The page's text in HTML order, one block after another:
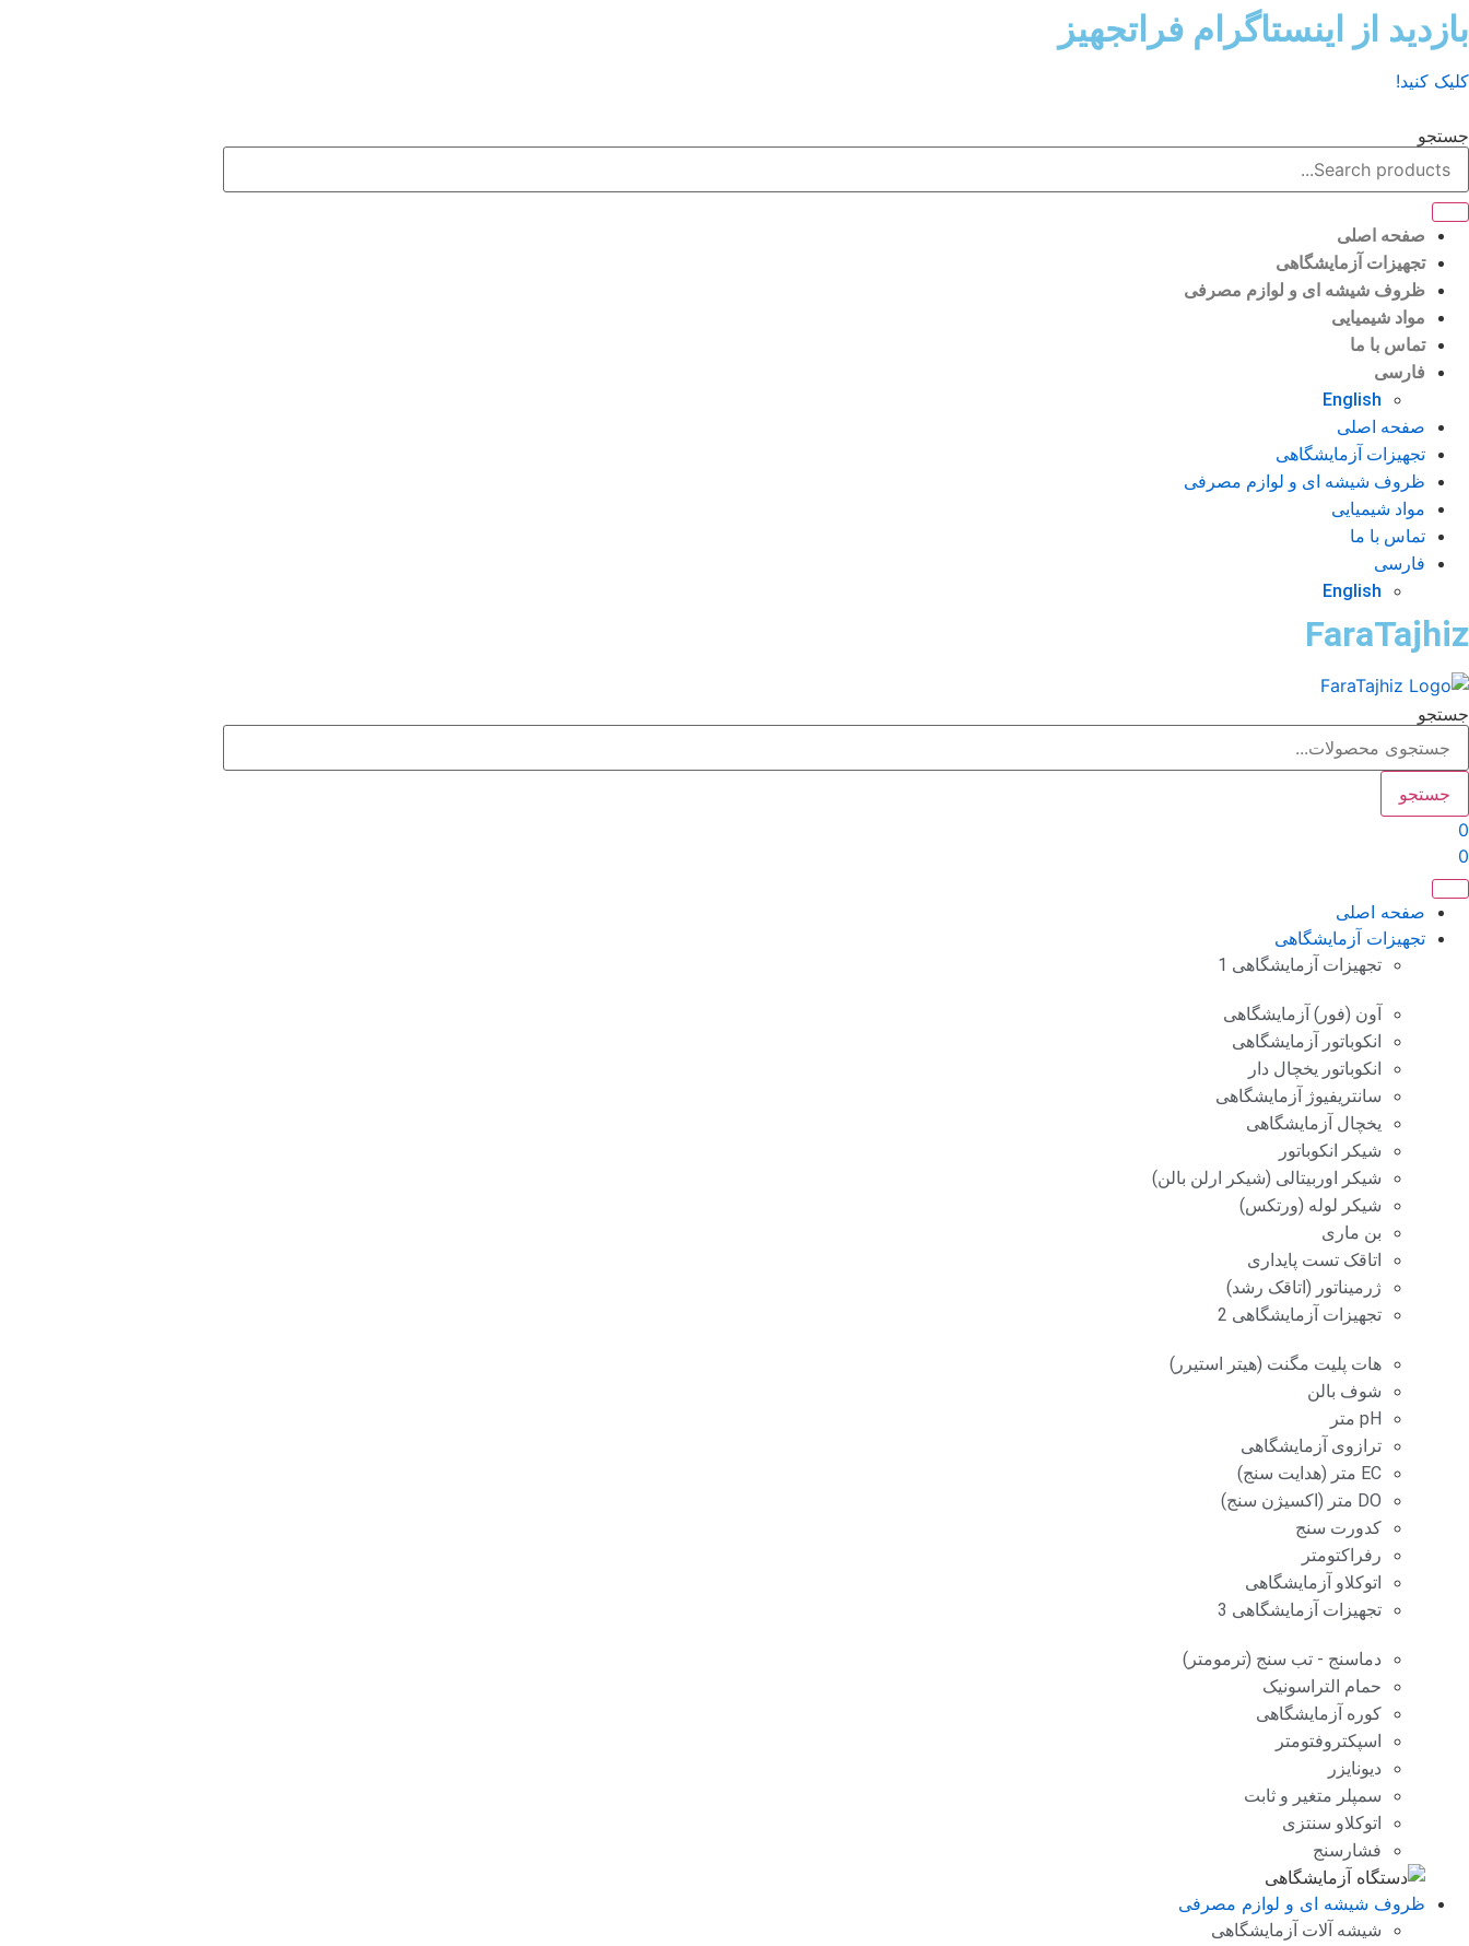
پرش
به
بازدید از اینستاگرام فراتجهیز
کلیک کنید!
جستجو
صفحه اصلی
تجهیزات آزمایشگاهی
ظروف شیشه ای و لوازم مصرفی
مواد شیمیایی
تماس با ما
فارسی
English
صفحه اصلی
تجهیزات آزمایشگاهی
ظروف شیشه ای و لوازم مصرفی
مواد شیمیایی
تماس با ما
فارسی
English
FaraTajhiz
جستجو
جستجو
0
0
صفحه اصلی
تجهیزات آزمایشگاهی
تجهیزات آزمایشگاهی 1
آون (فور) آزمایشگاهی
انکوباتور آزمایشگاهی
انکوباتور یخچال دار
سانتریفیوژ آزمایشگاهی
یخچال آزمایشگاهی
شیکر انکوباتور
شیکر اوربیتالی (شیکر ارلن بالن)
شیکر لوله (ورتکس)
بن ماری
اتاقک تست پایداری
ژرمیناتور (اتاقک رشد)
تجهیزات آزمایشگاهی 2
هات پلیت مگنت (هیتر استیرر)
شوف بالن
pH متر
ترازوی آزمایشگاهی
EC متر (هدایت سنج)
DO متر (اکسیژن سنج)
کدورت سنج
رفراکتومتر
اتوکلاو آزمایشگاهی
تجهیزات آزمایشگاهی 3
دماسنج - تب سنج (ترمومتر)
حمام التراسونیک
کوره آزمایشگاهی
اسپکتروفتومتر
دیونایزر
سمپلر متغیر و ثابت
اتوکلاو سنتزی
فشارسنج
ظروف شیشه ای و لوازم مصرفی
شیشه آلات آزمایشگاهی